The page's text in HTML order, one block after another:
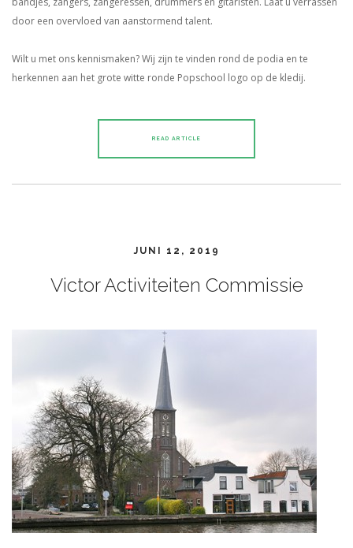
door een overvloed van aanstormend talent.
Wilt u met ons kennismaken? Wij zijn te vinden rond de podia en te
herkennen aan het grote witte ronde Popschool logo op de kledij.
READ ARTICLE
JUNI 12, 2019
Victor Activiteiten Commissie